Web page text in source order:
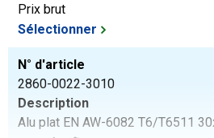
Prix brut
Sélectionner
N° d'article
2860-0022-3010
Description
Alu plat EN AW-6082 T6/T6511